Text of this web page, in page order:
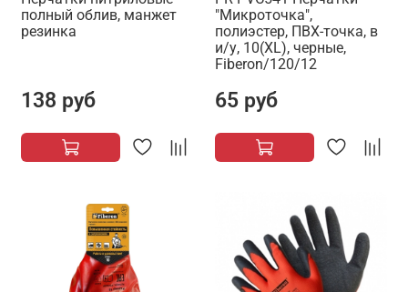
полный облив, манжет
резинка
138 руб
"Микроточка",
полиэстер, ПВХ-точка, в
и/у, 10(XL), черные,
Fiberon/120/12
65 руб